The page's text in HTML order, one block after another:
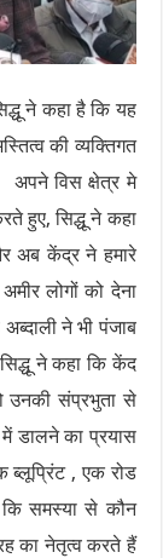
ने कहा है कि यह
की व्यक्तिगत
विस क्षेत्र मे
हुए, सिद्धू ने कहा
अब केंद्र ने हमारे
लोगों को देना
ने भी पंजाब
ने कहा कि केंद
उनकी संप्रभुता से
में डालने का प्रयास
ब्लूप्रिंट , एक रोड
समस्या से कौन
का नेतृत्व करते हैं